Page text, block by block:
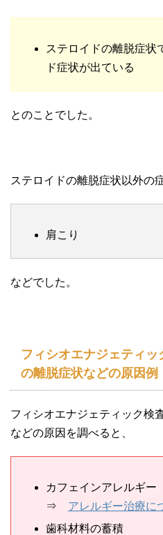
ステロイドの離脱症状
ド症状が出ている
とのことでした。
ステロイドの離脱症状以外の
肩こり
などでした。
フィシオエナジェティ
の離脱症状などの原因例
フィシオエナジェティック検
などの原因を調べると、
カフェインアレルギー
⇒ アレルギー治療に
歯科材料の蓄積